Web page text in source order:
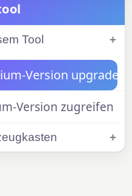
Tool
Version upgraden
Version zugreifen